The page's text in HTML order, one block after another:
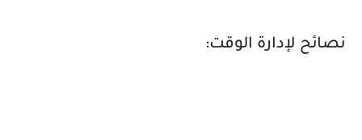
نصائح لإدارة الوقت: